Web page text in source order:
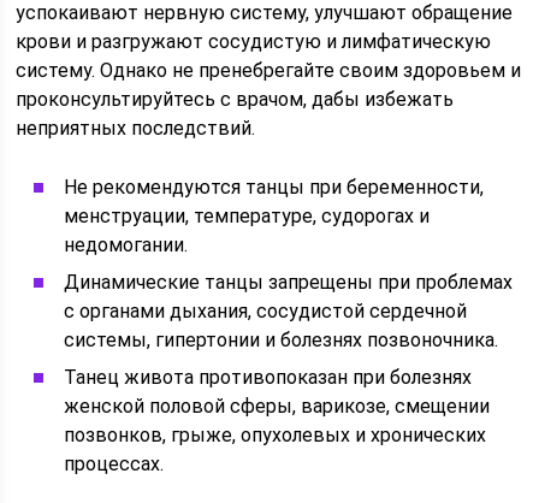
успокаивают нервную систему, улучшают обращение
крови и разгружают сосудистую и лимфатическую
систему. Однако не пренебрегайте своим здоровьем и
проконсультируйтесь с врачом, дабы избежать
неприятных последствий.
Не рекомендуются танцы при беременности,
менструации, температуре, судорогах и
недомогании.
Динамические танцы запрещены при проблемах
с органами дыхания, сосудистой сердечной
системы, гипертонии и болезнях позвоночника.
Танец живота противопоказан при болезнях
женской половой сферы, варикозе, смещении
позвонков, грыже, опухолевых и хронических
процессах.